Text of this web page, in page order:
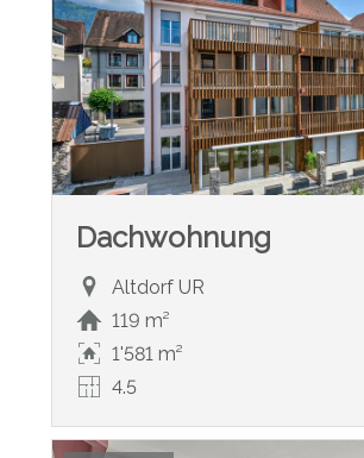
Dachwohnung
Altdorf UR
119 m²
1'581 m²
4.5